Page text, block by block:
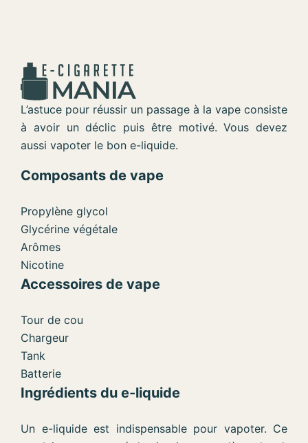
L’astuce pour réussir un passage à la vape consiste
à avoir un déclic puis être motivé. Vous devez
aussi vapoter le bon e-liquide.
Composants de vape
Propylène glycol
Glycérine végétale
Arômes
Nicotine
Accessoires de vape
Tour de cou
Chargeur
Tank
Batterie
Ingrédients du e-liquide
Un e-liquide est indispensable pour vapoter. Ce